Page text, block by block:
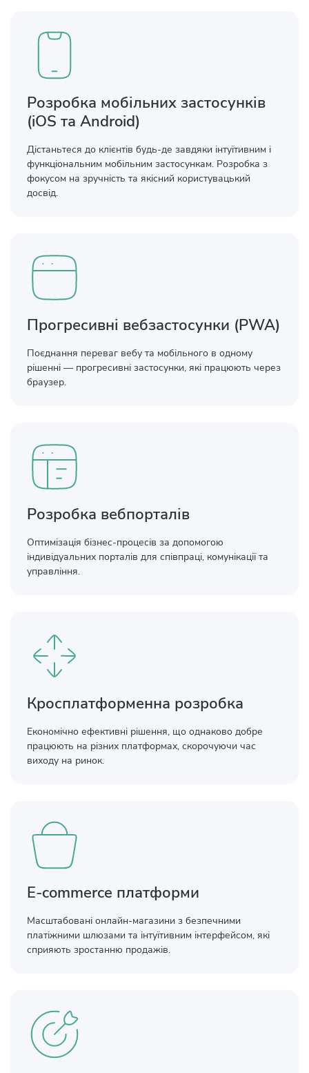
Розробка мобільних застосунків
(iOS та Android)
Дістаньтеся до клієнтів будь-де завдяки інтуїтивним і
функціональним мобільним застосункам. Розробка з
фокусом на зручність та якісний користувацький
досвід.
Прогресивні вебзастосунки (PWA)
Поєднання переваг вебу та мобільного в одному
рішенні — прогресивні застосунки, які працюють через
браузер.
Розробка вебпорталів
Оптимізація бізнес-процесів за допомогою
індивідуальних порталів для співпраці, комунікації та
управління.
Кросплатформенна розробка
Економічно ефективні рішення, що однаково добре
працюють на різних платформах, скорочуючи час
виходу на ринок.
E-commerce платформи
Масштабовані онлайн-магазини з безпечними
платіжними шлюзами та інтуїтивним інтерфейсом, які
сприяють зростанню продажів.